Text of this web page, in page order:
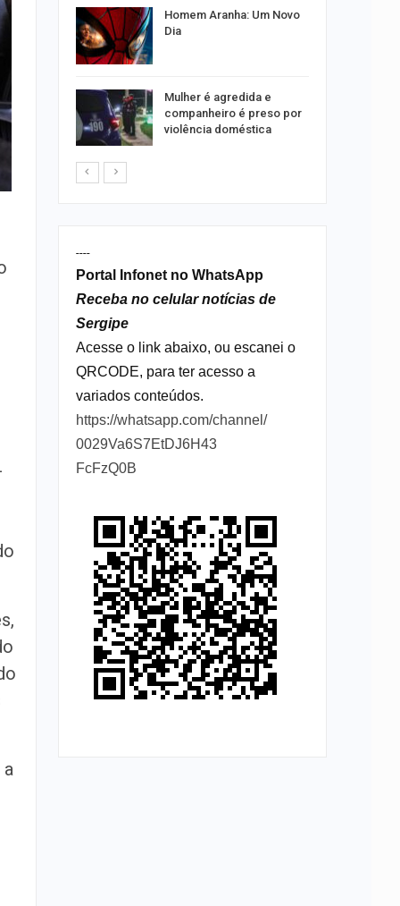
a
da
palestra
artificial
Homem Aranha: Um Novo
Dia
Mulher é agredida e
companheiro é preso por
violência doméstica
----
Portal Infonet no WhatsApp
Receba no celular notícias de
Sergipe
Acesse o link abaixo, ou escanei o
QRCODE, para ter acesso a
variados conteúdos.
https://whatsapp.com/channel/
0029Va6S7EtDJ6H43
FcFzQ0B